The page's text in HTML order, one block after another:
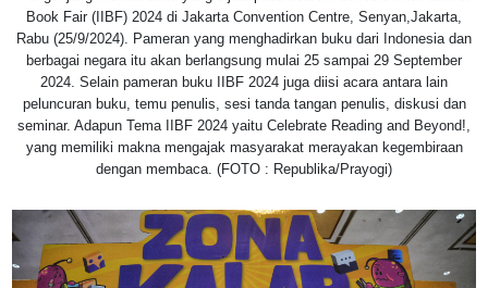
Book Fair (IIBF) 2024 di Jakarta Convention Centre, Senyan,Jakarta,
Rabu (25/9/2024). Pameran yang menghadirkan buku dari Indonesia dan
berbagai negara itu akan berlangsung mulai 25 sampai 29 September
2024. Selain pameran buku IIBF 2024 juga diisi acara antara lain
peluncuran buku, temu penulis, sesi tanda tangan penulis, diskusi dan
seminar. Adapun Tema IIBF 2024 yaitu Celebrate Reading and Beyond!,
yang memiliki makna mengajak masyarakat merayakan kegembiraan
dengan membaca. (FOTO : Republika/Prayogi)